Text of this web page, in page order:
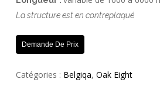
La structure est en contreplaqué
Demande De Prix
Catégories : Belgiqa, Oak Eight